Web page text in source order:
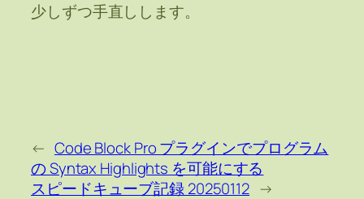
少しずつ手直しします。
← Code Block Pro プラグインでプログラム
の Syntax Highlights を可能にする
スピードキューブ記録 20250112 →